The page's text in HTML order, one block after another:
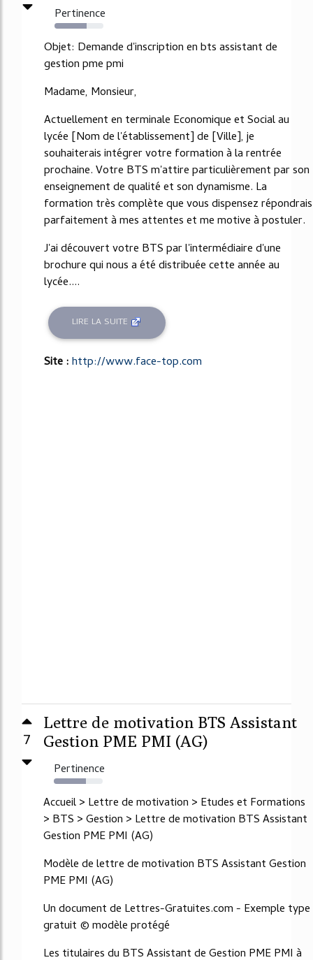
Pertinence
65%
Objet: Demande d'inscription en bts assistant de
gestion pme pmi
Madame, Monsieur,
Actuellement en terminale Economique et Social au
lycée [Nom de l'établissement] de [Ville], je
souhaiterais intégrer votre formation à la rentrée
prochaine. Votre BTS m'attire particulièrement par son
enseignement de qualité et son dynamisme. La
formation très complète que vous dispensez répondrais
parfaitement à mes attentes et me motive à postuler.
J'ai découvert votre BTS par l'intermédiaire d'une
brochure qui nous a été distribuée cette année au
lycée....
LIRE LA SUITE
Site :http://www.face-top.com
7
Lettre de motivation BTS Assistant
Gestion PME PMI (AG)
Pertinence
66%
Accueil > Lettre de motivation > Etudes et Formations
> BTS > Gestion > Lettre de motivation BTS Assistant
Gestion PME PMI (AG)
Modèle de lettre de motivation BTS Assistant Gestion
PME PMI (AG)
Un document de Lettres-Gratuites.com - Exemple type
gratuit © modèle protégé
Les titulaires du BTS Assistant de Gestion PME PMI à